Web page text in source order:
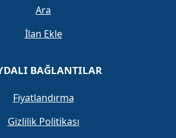
Ara
İlan Ekle
BAĞLANTILAR
Fiyatlandırma
Gizlilik Politikası